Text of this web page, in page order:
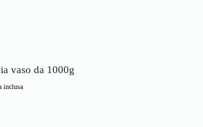
vaso da 1000g
inclusa